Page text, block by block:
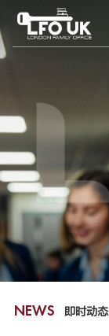
NEWS 即时动态